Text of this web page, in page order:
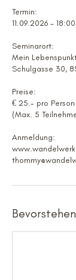
Termin:
11.09.2026 -
Seminarort:
Mein
Schulgasse 30,
Preise:
€ 25.- pro Person
(Max. 5
Anmeldung: